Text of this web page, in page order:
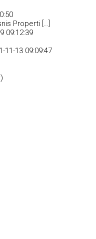
Properti […]
09:12:39
11-13 09:09:47